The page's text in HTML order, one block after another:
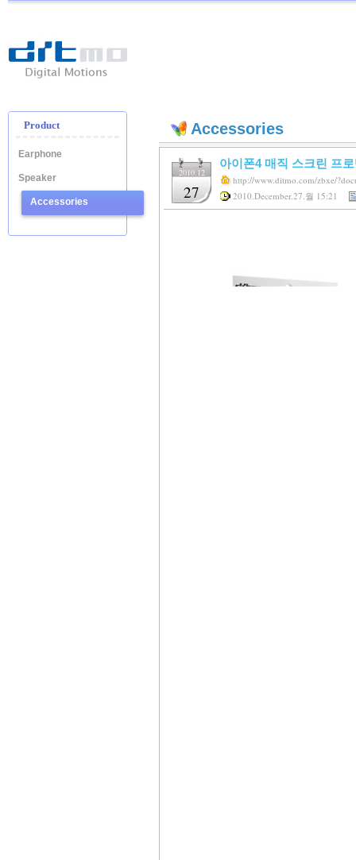
-
Digital
Product
Earphone
Speaker
Accessories
Accessories
2010.12
27
아이폰4 매직 스크린 프
http://www.ditmo.com/zbxe/
2010.December.27.월 15:21